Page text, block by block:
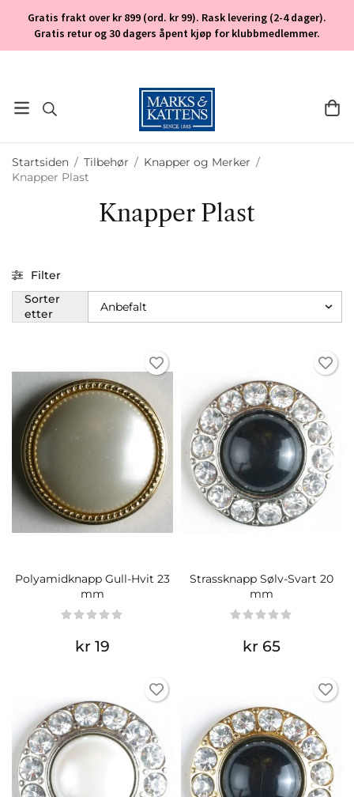
Gratis frakt over kr 899 (ord. kr 99). Rask levering (2-4 dager).
Gratis retur og 30 dagers åpent kjøp for klubbmedlemmer.
Startsiden / Tilbehør / Knapper og Merker /
Knapper Plast
Knapper Plast
Filter
Sorter
etter
Polyamidknapp Gull-Hvit 23
mm
kr 19
Strassknapp Sølv-Svart 20
mm
kr 65